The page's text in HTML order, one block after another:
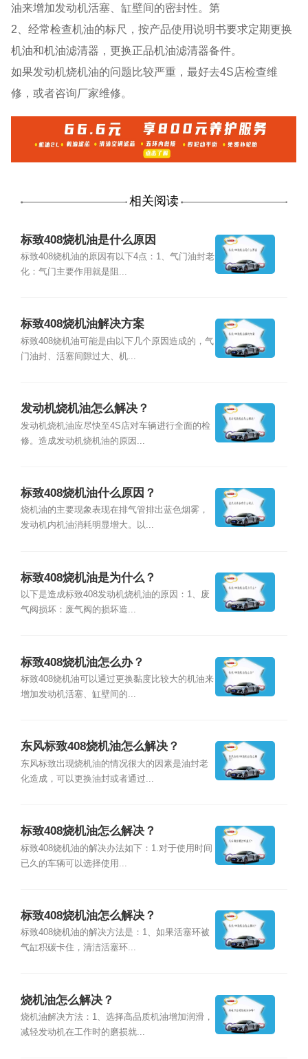
油来增加发动机活塞、缸壁间的密封性。第
2、经常检查机油的标尺，按产品使用说明书要求定期更换
机油和机油滤清器，更换正品机油滤清器备件。
如果发动机烧机油的问题比较严重，最好去4S店检查维
修，或者咨询厂家维修。
相关阅读
标致408烧机油是什么原因
标致408烧机油的原因有以下4点：1、气门油封老
化：气门主要作用就是阻...
标致408烧机油解决方案
标致408烧机油可能是由以下几个原因造成的，气
门油封、活塞间隙过大、机...
发动机烧机油怎么解决？
发动机烧机油应尽快至4S店对车辆进行全面的检
修。造成发动机烧机油的原因...
标致408烧机油什么原因？
烧机油的主要现象表现在排气管排出蓝色烟雾，
发动机内机油消耗明显增大。以...
标致408烧机油是为什么？
以下是造成标致408发动机烧机油的原因：1、废
气阀损坏：废气阀的损坏造...
标致408烧机油怎么办？
标致408烧机油可以通过更换黏度比较大的机油来
增加发动机活塞、缸壁间的...
东风标致408烧机油怎么解决？
东风标致出现烧机油的情况很大的因素是油封老
化造成，可以更换油封或者通过...
标致408烧机油怎么解决？
标致408烧机油的解决办法如下：1.对于使用时间
已久的车辆可以选择使用...
标致408烧机油怎么解决？
标致408烧机油的解决方法是：1、如果活塞环被
气缸积碳卡住，清洁活塞环...
烧机油怎么解决？
烧机油解决方法：1、选择高品质机油增加润滑，
减轻发动机在工作时的磨损就...